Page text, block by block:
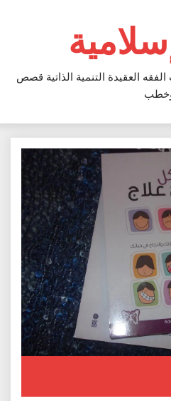
العقيدة التنمية الذاتية قصص